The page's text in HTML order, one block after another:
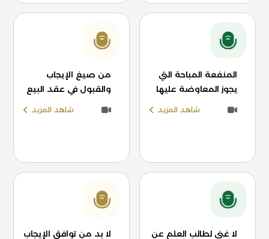
المنفعة المباحة التي
يجوز المعاوضة عليها
شاهد المزيد
من صيغ الإيجاب
والقبول في عقد البيع
شاهد المزيد
لا غنى لطالب العلم عن
لا بد من توافق الإيجاب